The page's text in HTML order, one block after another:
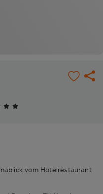
vom Hotelrestaurant